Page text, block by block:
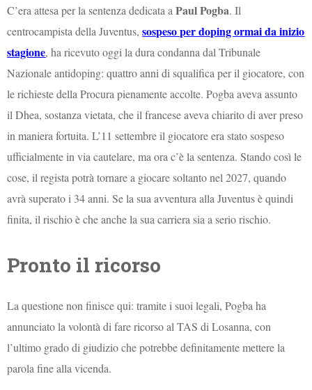
C’era attesa per la sentenza dedicata aPaul Pogba. Il
centrocampista della Juventus,sospeso per doping ormai da inizio
stagione, ha ricevuto oggi la dura condanna dal Tribunale
Nazionale antidoping: quattro anni di squalifica per il giocatore, con
le richieste della Procura pienamente accolte. Pogba aveva assunto
il Dhea, sostanza vietata, che il francese aveva chiarito di aver preso
in maniera fortuita. L’11 settembre il giocatore era stato sospeso
ufficialmente in via cautelare, ma ora c’è la sentenza. Stando così le
cose, il regista potrà tornare a giocare soltanto nel 2027, quando
avrà superato i 34 anni. Se la sua avventura alla Juventus è quindi
finita, il rischio è che anche la sua carriera sia a serio rischio.
Pronto il ricorso
La questione non finisce qui: tramite i suoi legali, Pogba ha
annunciato la volontà di fare ricorso al TAS di Losanna, con
l’ultimo grado di giudizio che potrebbe definitamente mettere la
parola fine alla vicenda.